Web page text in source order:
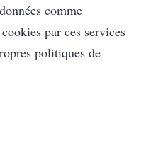
comme
par ces services
politiques de